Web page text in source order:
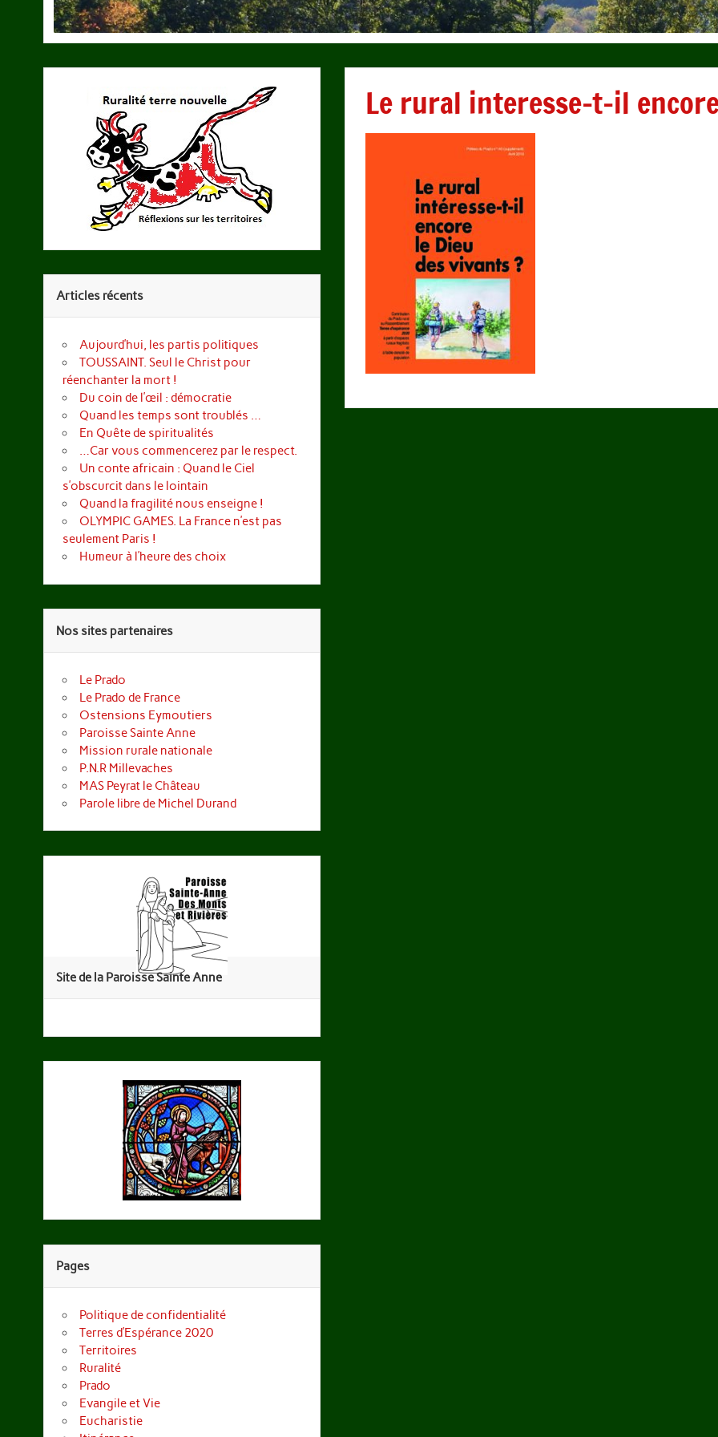
Le rural interesse-t-il
Articles récents
Aujourd’hui, les partis politiques
TOUSSAINT. Seul le Christ pour
réenchanter la mort !
Du coin de l’œil : démocratie
Quand les temps sont troublés …
En Quête de spiritualités
…Car vous commencerez par le respect.
Un conte africain : Quand le Ciel
s’obscurcit dans le lointain
Quand la fragilité nous enseigne !
OLYMPIC GAMES. La France n’est pas
seulement Paris !
Humeur à l’heure des choix
Nos sites partenaires
Le Prado
Le Prado de France
Ostensions Eymoutiers
Paroisse Sainte Anne
Mission rurale nationale
P.N.R Millevaches
MAS Peyrat le Château
Parole libre de Michel Durand
Site de la Paroisse Sainte Anne
Pages
Politique de confidentialité
Terres d’Espérance 2020
Territoires
Ruralité
Prado
Evangile et Vie
Eucharistie